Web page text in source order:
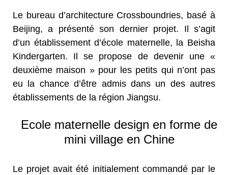
Le bureau d’architecture Crossboundries, basé à
Beijing, a présenté son dernier projet. Il s’agit
d’un établissement d’école maternelle, la Beisha
Kindergarten. Il se propose de devenir une «
deuxième maison » pour les petits qui n’ont pas
eu la chance d’être admis dans un des autres
établissements de la région Jiangsu.
Ecole maternelle design en forme de
mini village en Chine
Le projet avait été initialement commandé par le